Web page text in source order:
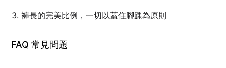
褲長的完美比例，一切以蓋住腳踝為原則
FAQ 常見問題